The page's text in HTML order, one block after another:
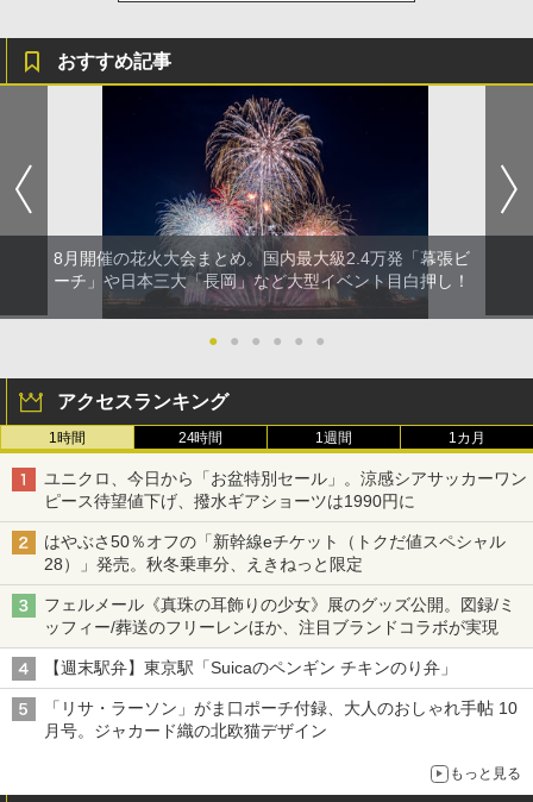
おすすめ記事
8月開催の花火大会まとめ。国内最大級2.4万発「幕張ビ
ーチ」や日本三大「長岡」など大型イベント目白押し！
● ● ● ● ● ●
アクセスランキング
1時間 24時間 1週間 1カ月
ユニクロ、今日から「お盆特別セール」。涼感シアサッカーワン
ピース待望値下げ、撥水ギアショーツは1990円に
はやぶさ50％オフの「新幹線eチケット（トクだ値スペシャル
28）」発売。秋冬乗車分、えきねっと限定
フェルメール《真珠の耳飾りの少女》展のグッズ公開。図録/ミ
ッフィー/葬送のフリーレンほか、注目ブランドコラボが実現
【週末駅弁】東京駅「Suicaのペンギン チキンのり弁」
「リサ・ラーソン」がま口ポーチ付録、大人のおしゃれ手帖 10
月号。ジャカード織の北欧猫デザイン
もっと見る